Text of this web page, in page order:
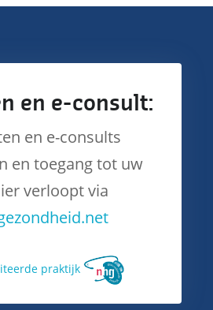
en e-consult:
en e-consults
en toegang tot uw
verloopt via
praktijk